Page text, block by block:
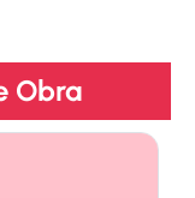
Obra